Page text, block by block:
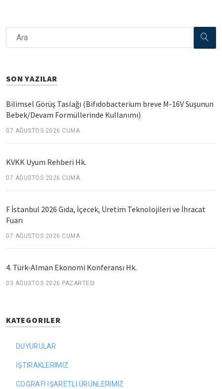
SON YAZILAR
Bilimsel Görüş Taslağı (Bifıdobacterium breve M-16V Suşunun
Bebek/Devam Formüllerinde Kullanımı)
07 AĞUSTOS 2026 CUMA
KVKK Uyum Rehberi Hk.
07 AĞUSTOS 2026 CUMA
F İstanbul 2026 Gıda, İçecek, Üretim Teknolojileri ve İhracat
Fuarı
07 AĞUSTOS 2026 CUMA
4. Türk-Alman Ekonomi Konferansı Hk.
03 AĞUSTOS 2026 PAZARTESI
KATEGORILER
DUYURULAR
İŞTIRAKLERIMIZ
COĞRAFI İŞARETLI ÜRÜNLERIMIZ